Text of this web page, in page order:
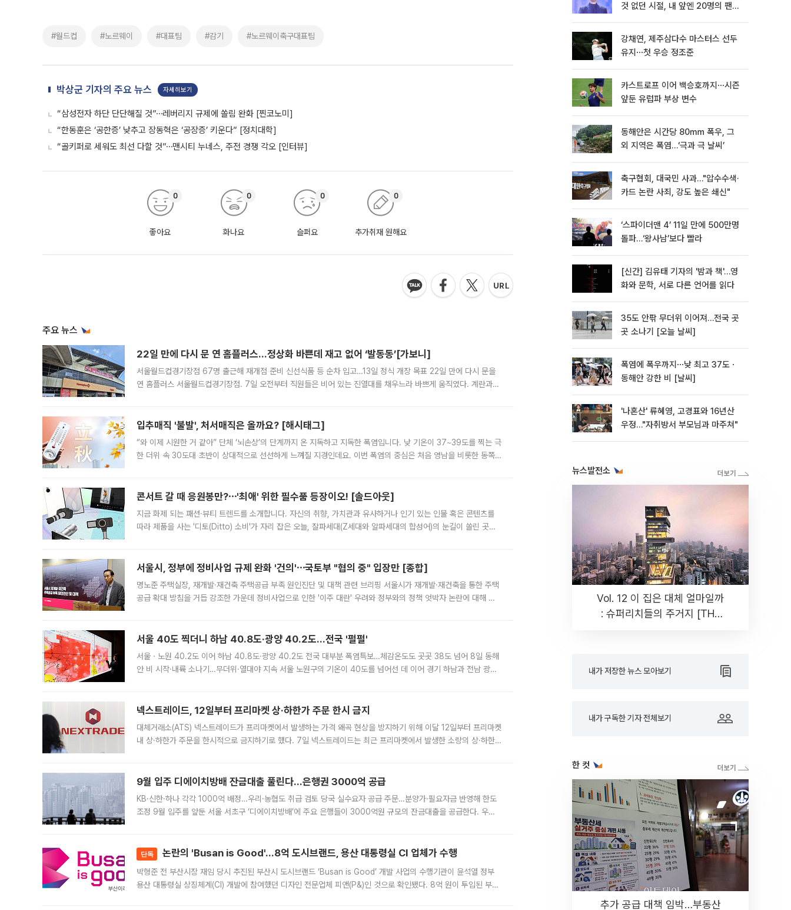
#월드컵 #노르웨이 #대표팀 #감기 #노르웨이축구대표팀
박상군 기자의 주요 뉴스 자세히보기
“삼성전자 하단 단단해질 것”⋯레버리지 규제에 쏠림 완화 [찐코노미]
“한동훈은 ‘공한증’ 낮추고 장동혁은 ‘공장증’ 키운다” [정치대학]
“골키퍼로 세워도 최선 다할 것”⋯맨시티 누네스, 주전 경쟁 각오 [인터뷰]
좋아요
0
화나요
0
슬퍼요
0
추가취재 원해요
0
주요 뉴스
22일 만에 다시 문 연 홈플러스…정상화 바쁜데 재고 없어 ‘발동동’[가보니]
서울월드컵경기장점 67명 출근해 재개점 준비 신선식품 등 순차 입고…13일 정식 개장 목표 22일 만에 다시 문을
연 홈플러스 서울월드컵경기장점. 7일 오전부터 직원들은 비어 있는 진열대를 채우느라 바쁘게 움직였다. 계란과
입추매직 '불발', 처서매직은 올까요? [해시태그]
“와 이제 시원한 거 같아” 단체 ‘뇌손상’의 단계까지 온 지독하고 지독한 폭염입니다. 낮 기온이 37~39도를 찍는 극
한 더위 속 30도대 초반이 상대적으로 선선하게 느껴질 지경인데요. 이번 폭염의 중심은 처음 영남을 비롯한 동쪽
콘서트 갈 때 응원봉만?⋯'최애' 위한 필수품 등장이오! [솔드아웃]
지금 화제 되는 패션·뷰티 트렌드를 소개합니다. 자신의 취향, 가치관과 유사하거나 인기 있는 인물 혹은 콘텐츠를
따라 제품을 사는 '디토(Ditto) 소비'가 자리 잡은 오늘, 잘파세대(Z세대와 알파세대의 합성어)의 눈길이 쏠린 곳은
서울시, 정부에 정비사업 규제 완화 '건의'⋯국토부 "협의 중" 입장만 [종합]
명노준 주택실장, 재개발·재건축 주택공급 부족 원인진단 및 대책 관련 브리핑 서울시가 재개발·재건축을 통한 주택
공급 확대 방침을 거듭 강조한 가운데 정비사업으로 인한 '이주 대란' 우려와 정부와의 정책 엇박자 논란에 대해 정
서울 40도 찍더니 하남 40.8도·광양 40.2도…전국 '펄펄'
서울ㆍ노원 40.2도 이어 하남 40.8도·광양 40.2도 전국 대부분 폭염특보…체감온도도 곳곳 38도 넘어 8일 동해
안 비 시작·내륙 소나기…무더위·열대야 지속 서울 노원구의 기온이 40도를 넘어선 데 이어 경기 하남과 전남 광양
넥스트레이드, 12일부터 프리마켓 상·하한가 주문 한시 금지
대체거래소(ATS) 넥스트레이드가 프리마켓에서 발생하는 가격 왜곡 현상을 방지하기 위해 이달 12일부터 프리마켓
내 상·하한가 주문을 한시적으로 금지하기로 했다. 7일 넥스트레이드는 최근 프리마켓에서 발생한 소량의 상·하한
9월 입주 디에이치방배 잔금대출 풀린다…은행권 3000억 공급
KB·신한·하나 각각 1000억 배정…우리·농협도 취급 검토 당국 실수요자 공급 주문…분양가·필요자금 반영해 한도
조정 9월 입주를 앞둔 서울 서초구 ‘디에이치방배’에 주요 은행들이 3000억원 규모의 잔금대출을 공급한다. 우리
단독 논란의 'Busan is Good'…8억 도시브랜드, 용산 대통령실 CI 업체가 수행
박형준 전 부산시장 재임 당시 추진된 부산시 도시브랜드 ‘Busan is Good’ 개발 사업의 수행기관이 윤석열 정부
용산 대통령실 상징체계(CI) 개발에 참여했던 디자인 전문업체 피앤(P&)인 것으로 확인됐다. 8억 원이 투입된 부산
것 없던 시절, 내 앞엔 20명의 팬
강채연, 제주삼다수 마스터스 선두
유지⋯첫 우승 정조준
카스트로프 이어 백승호까지⋯시즌
앞둔 유럽파 부상 변수
동해안은 시간당 80㎜ 폭우, 그
외 지역은 폭염…‘극과 극 날씨’
축구협회, 대국민 사과…"압수수색·
카드 논란 사죄, 강도 높은 쇄신"
‘스파이더맨 4’ 11일 만에 500만명
돌파…‘왕사남’보다 빨라
[신간] 김유태 기자의 '밤과 책'…영
화와 문학, 서로 다른 언어를 읽다
35도 안팎 무더위 이어져…전국 곳
곳 소나기 [오늘 날씨]
폭염에 폭우까지⋯낮 최고 37도ㆍ
동해안 강한 비 [날씨]
'나혼산' 류혜영, 고경표와 16년산
우정…"자취방서 부모님과 마주쳐"
뉴스발전소
Vol. 12 이 집은 대체 얼마일까
: 슈퍼리치들의 주거지 [THE
내가 저장한 뉴스 모아보기
내가 구독한 기자 전체보기
한 컷
추가 공급 대책 임박…부동산